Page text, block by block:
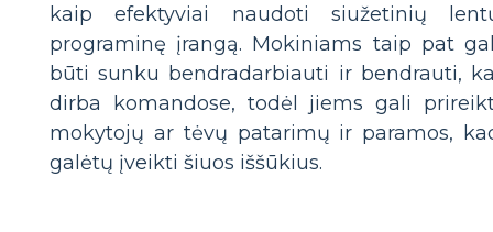
kaip efektyviai naudoti siužetinių
programinę įrangą. Mokiniams taip pat
būti sunku bendradarbiauti ir bendrauti,
dirba komandose, todėl jiems gali
mokytojų ar tėvų patarimų ir paramos,
galėtų įveikti šiuos iššūkius.